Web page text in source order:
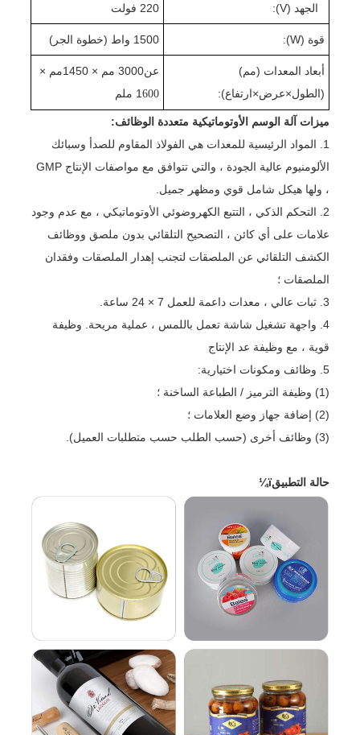
الجهد (V): 220 فولت
قوة (W): 1500 واط ( خطوة الجر )
أبعاد المعدات (مم)
(الطول×عرض×ارتفاع):
عن 3000 مم × 1 450 مم ×
1600 ملم
ميزات آلة الوسم الأوتوماتيكية متعددة الوظائف:
1. المواد الرئيسية للمعدات هي الفولاذ المقاوم للصدأ وسبائك
الألومنيوم عالية الجودة ، والتي تتوافق مع مواصفات الإنتاج GMP
، ولها هيكل شامل قوي ومظهر جميل.
2. التحكم الذكي ، التتبع الكهروضوئي الأوتوماتيكي ، مع عدم وجود
علامات على أي كائن ، التصحيح التلقائي بدون ملصق ووظائف
الكشف التلقائي عن الملصقات لتجنب إهدار الملصقات وفقدان
الملصقات ؛
3. ثبات عالي ، معدات داعمة للعمل 7 × 24 ساعة.
4. واجهة تشغيل شاشة تعمل باللمس ، عملية مريحة. وظيفة
قوية ، مع وظيفة عد الإنتاج
5. وظائف ومكونات اختيارية:
(1) وظيفة الترميز / الطباعة الساخنة ؛
(2) إضافة جهاز وضع العلامات ؛
(3) وظائف أخرى (حسب الطلب حسب متطلبات العميل).
حالة التطبيقï¼